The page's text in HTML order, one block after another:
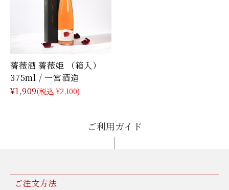
薔薇酒 薔薇姫 （箱入）
375ml / 一宮酒造
¥1,909(税込 ¥2,100)
ご利用ガイド
ご注文方法